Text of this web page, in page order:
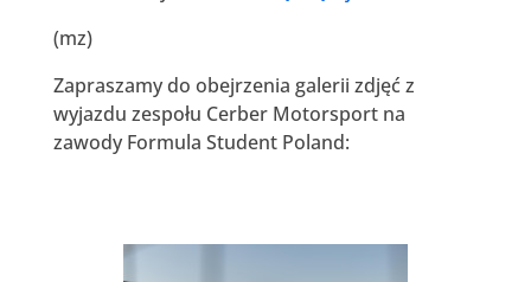
(mz)
Zapraszamy do obejrzenia galerii zdjęć z
wyjazdu zespołu Cerber Motorsport na
zawody Formula Student Poland: